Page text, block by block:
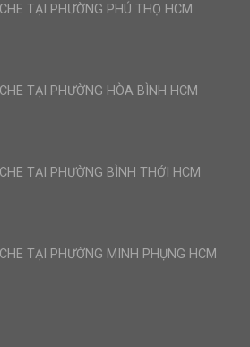
TẠI PHƯỜNG PHÚ THỌ HCM
TẠI PHƯỜNG HÒA BÌNH HCM
TẠI PHƯỜNG BÌNH THỚI HCM
TẠI PHƯỜNG MINH PHỤNG HCM